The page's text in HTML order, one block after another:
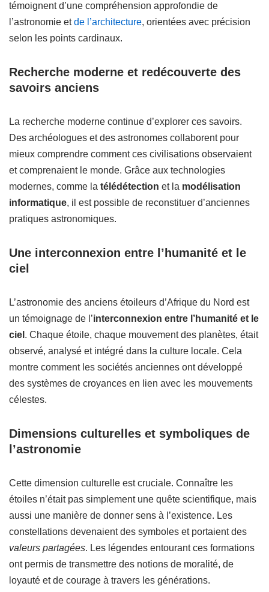
témoignent d’une compréhension approfondie de
l’astronomie etde l’architecture, orientées avec précision
selon les points cardinaux.
Recherche moderne et redécouverte des
savoirs anciens
La recherche moderne continue d’explorer ces savoirs.
Des archéologues et des astronomes collaborent pour
mieux comprendre comment ces civilisations observaient
et comprenaient le monde. Grâce aux technologies
modernes, comme la télédétection et la modélisation
informatique, il est possible de reconstituer d’anciennes
pratiques astronomiques.
Une interconnexion entre l’humanité et le
ciel
L’astronomie des anciens étoileurs d’Afrique du Nord est
un témoignage de l’interconnexion entre l’humanité et le
ciel . Chaque étoile, chaque mouvement des planètes, était
observé, analysé et intégré dans la culture locale. Cela
montre comment les sociétés anciennes ont développé
des systèmes de croyances en lien avec les mouvements
célestes.
Dimensions culturelles et symboliques de
l’astronomie
Cette dimension culturelle est cruciale. Connaître les
étoiles n’était pas simplement une quête scientifique, mais
aussi une manière de donner sens à l’existence. Les
constellations devenaient des symboles et portaient des
valeurs partagées. Les légendes entourant ces formations
ont permis de transmettre des notions de moralité, de
loyauté et de courage à travers les générations.